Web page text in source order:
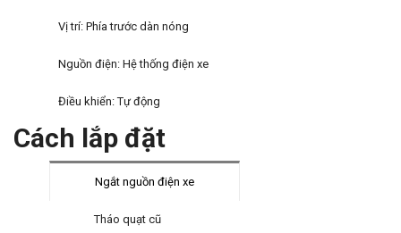
Vị trí: Phía trước dàn nóng
Nguồn điện: Hệ thống điện xe
Điều khiển: Tự động
Cách lắp đặt
Ngắt nguồn điện xe
Tháo quạt cũ